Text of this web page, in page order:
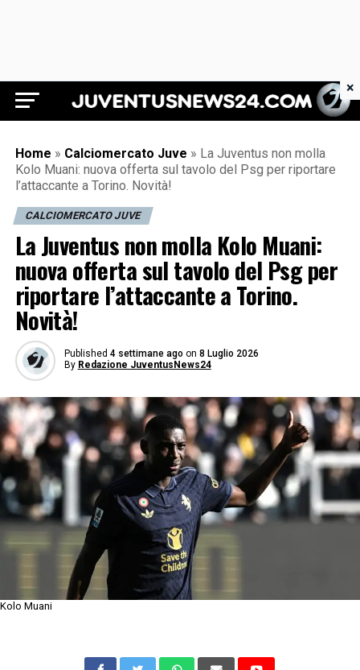
Juventus News 24
Home » Calciomercato Juve » La Juventus non molla
Kolo Muani: nuova offerta sul tavolo del Psg per riportare
l’attaccante a Torino. Novità!
CALCIOMERCATO JUVE
La Juventus non molla Kolo Muani:
nuova offerta sul tavolo del Psg per
riportare l’attaccante a Torino.
Novità!
Published 4 settimane ago on 8 Luglio 2026
By Redazione JuventusNews24
Kolo Muani
×